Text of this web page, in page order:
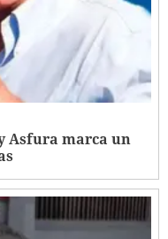
Asfura marca un